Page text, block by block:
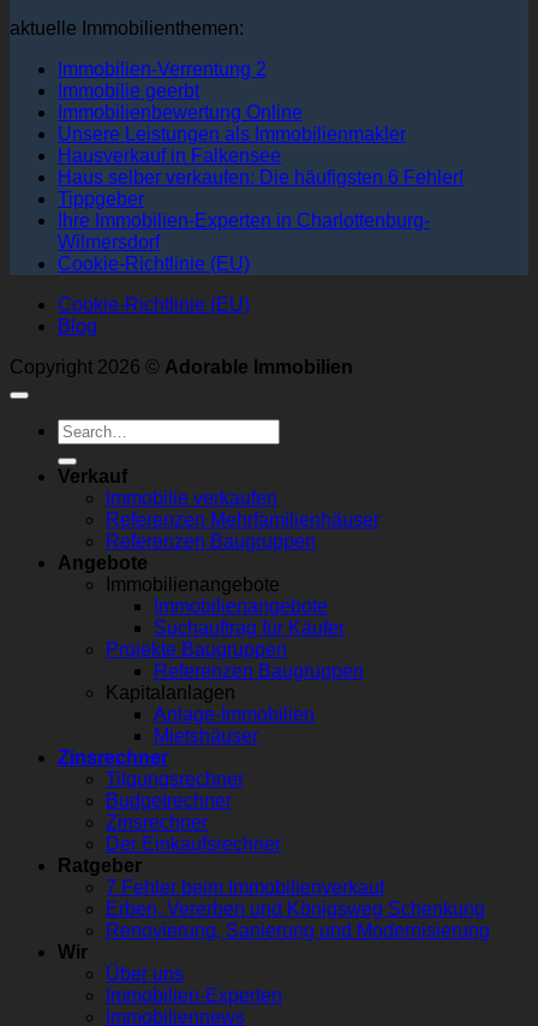
aktuelle Immobilienthemen:
Immobilien-Verrentung 2
Immobilie geerbt
Immobilienbewertung Online
Unsere Leistungen als Immobilienmakler
Hausverkauf in Falkensee
Haus selber verkaufen: Die häufigsten 6 Fehler!
Tippgeber
Ihre Immobilien-Experten in Charlottenburg-
Wilmersdorf
Cookie-Richtlinie (EU)
Cookie-Richtlinie (EU)
Blog
Copyright 2026 © Adorable Immobilien
Verkauf
Immobilie verkaufen
Referenzen Mehrfamilienhäuser
Referenzen Baugruppen
Angebote
Immobilienangebote
Immobilienangebote
Suchauftrag für Käufer
Projekte Baugruppen
Referenzen Baugruppen
Kapitalanlagen
Anlage-Immobilien
Mietshäuser
Zinsrechner
Tilgungsrechner
Budgetrechner
Zinsrechner
Der Einkaufsrechner
Ratgeber
7 Fehler beim Immobilienverkauf
Erben, Vererben und Königsweg Schenkung
Renovierung, Sanierung und Modernisierung
Wir
Über uns
Immobilien-Experten
Immobiliennews